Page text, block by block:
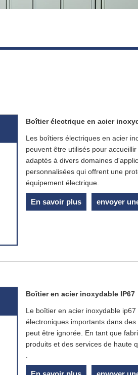
Boîtier électrique en acier
Les boîtiers électriques en acier
peuvent être utilisés pour
adaptés à divers domaines
personnalisées qui offrent une
équipement électrique.
En savoir plus envoyer
Boîtier en acier inoxydable IP67
Le boîtier en acier inoxydable
électroniques importants dans
peut être ignorée. En tant que
produits et des services de haute